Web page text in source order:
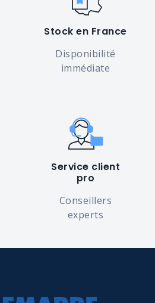
Stock en France
Disponibilité
immédiate
Service client
pro
Conseillers
experts